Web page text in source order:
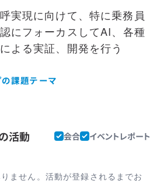
実現に向けて、特に乗務員
にフォーカスしてAI、各種
よる実証、開発を行う
課題テーマ
活動 会合 イベントレポート
ません。活動が登録されるまでお